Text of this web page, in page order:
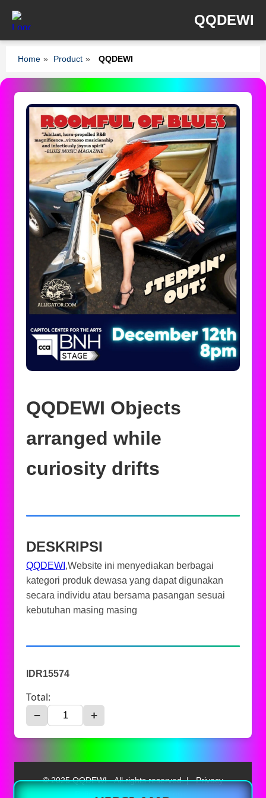
QQDEWI
Home » Product » QQDEWI
QQDEWI Objects
arranged while
curiosity drifts
DESKRIPSI
QQDEWI ,Website ini menyediakan berbagai
kategori produk dewasa yang dapat digunakan
secara individu atau bersama pasangan sesuai
kebutuhan masing masing
IDR15574
Total:
− +
© 2025 QQDEWI - All rights reserved. | Privacy